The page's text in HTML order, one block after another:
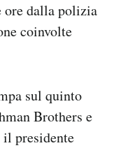
ore dalla polizia
coinvolte
sul quinto
Brothers e
presidente